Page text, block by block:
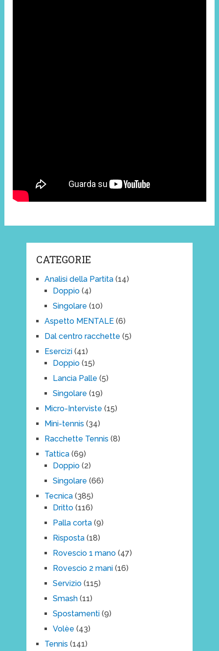
CATEGORIE
Analisi della Partita(14)
Doppio(4)
Singolare (10)
Aspetto MENTALE(6)
Dal centro racchette (5)
Esercizi(41)
Doppio(15)
Lancia Palle (5)
Singolare (19)
Micro-Interviste (15)
Mini-tennis (34)
Racchette Tennis (8)
Tattica(69)
Doppio(2)
Singolare (66)
Tecnica(385)
Dritto(116)
Palla corta(9)
Risposta(18)
Rovescio 1 mano(47)
Rovescio 2 mani(16)
Servizio(115)
Smash(11)
Spostamenti(9)
Volèe (43)
Tennis (141)